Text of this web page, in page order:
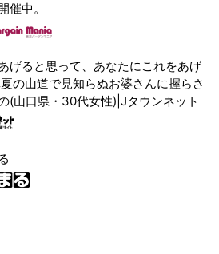
催中。
あげると思って、あなたにこれをあげ
の山道で見知らぬお婆さんに握らさ
(山口県・30代女性)|Jタウンネット